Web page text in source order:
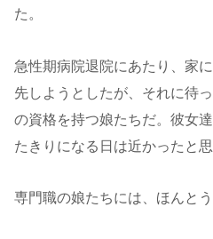
た。
急性期病院退院にあたり、家
先しようとしたが、それに待
の資格を持つ娘たちだ。彼女
たきりになる日は近かったと思
専門職の娘たちには、ほんと